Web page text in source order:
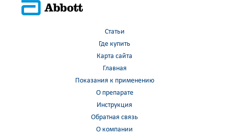
Главная
О препарате
Инструкция
Показания к применению
О компании
Обратная связь
Статьи
Где купить
Карта сайта